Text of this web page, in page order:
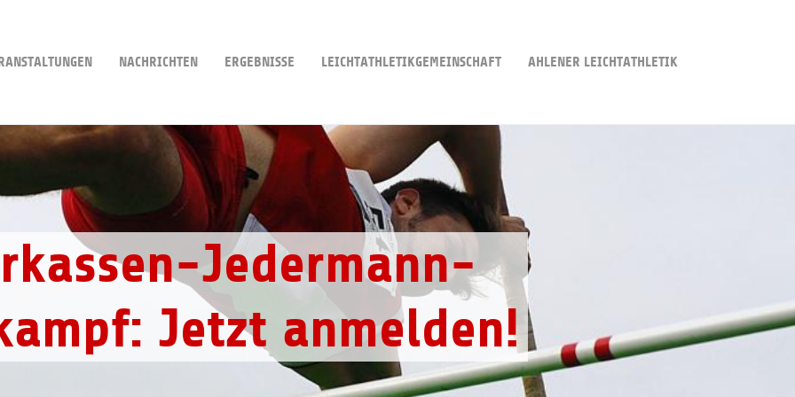
NACHRICHTEN ERGEBNISSE LEICHTATHLETIKGEMEINSCHAFT AHLENER LEICHTATHLETIK
2027: Wälster Lauf